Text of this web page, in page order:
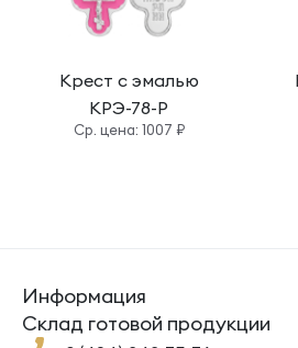
Крест с эмалью
КРЭ-78-Р
Cр. цена: 1007 ₽
Информация
Склад готовой
продукции
Помощь
Cклад готовой продукции
Кресты Ложки